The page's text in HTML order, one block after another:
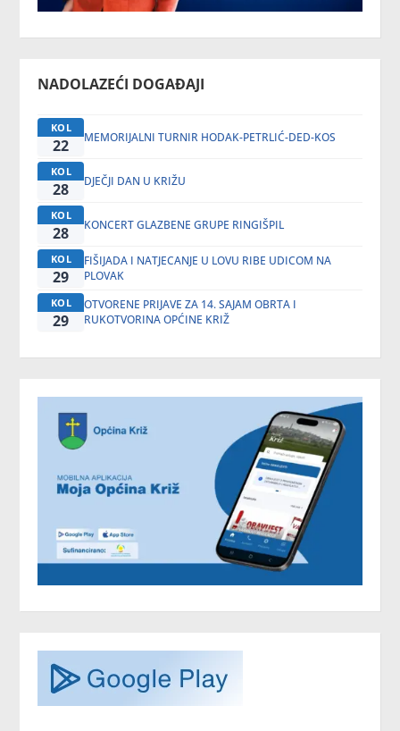
NADOLAZEĆI DOGAĐAJI
KOL
22 MEMORIJALNI TURNIR HODAK-PETRLIĆ-DED-KOS
KOL
28 DJEČJI DAN U KRIŽU
KOL
28 KONCERT GLAZBENE GRUPE RINGIŠPIL
KOL
29
FIŠIJADA I NATJECANJE U LOVU RIBE UDICOM NA
PLOVAK
KOL
29
OTVORENE PRIJAVE ZA 14. SAJAM OBRTA I
RUKOTVORINA OPĆINE KRIŽ